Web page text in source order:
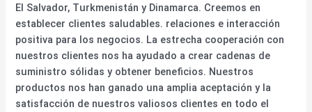
El Salvador, Turkmenistán y Dinamarca. Creemos en
establecer clientes saludables. relaciones e interacción
positiva para los negocios. La estrecha cooperación con
nuestros clientes nos ha ayudado a crear cadenas de
suministro sólidas y obtener beneficios. Nuestros
productos nos han ganado una amplia aceptación y la
satisfacción de nuestros valiosos clientes en todo el